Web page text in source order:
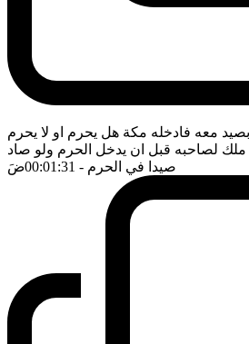
بصيد معه فادخله مكة هل يحرم او لا يحرم
ملك لصاحبه قبل ان يدخل الحرم ولو صاد
صيدا في الحرم - 00:01:31 ضَ